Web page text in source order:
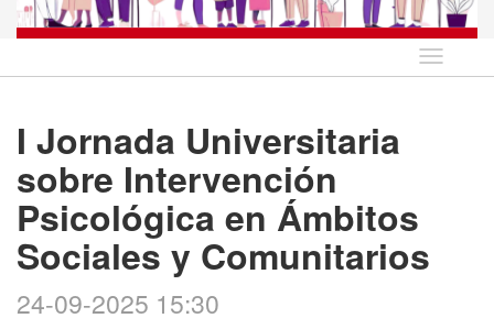
Idioma
I Jornada Universitaria
sobre Intervención
Psicológica en Ámbitos
Sociales y Comunitarios
24-09-2025 15:30